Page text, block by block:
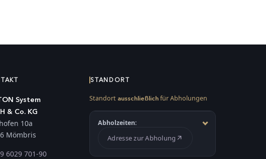
System
& Co. KG
10a
Mömbris
6029 701-90
STANDORT
Standort ausschließlich für Abholungen
Abholzeiten:
Adresse zur Abholung